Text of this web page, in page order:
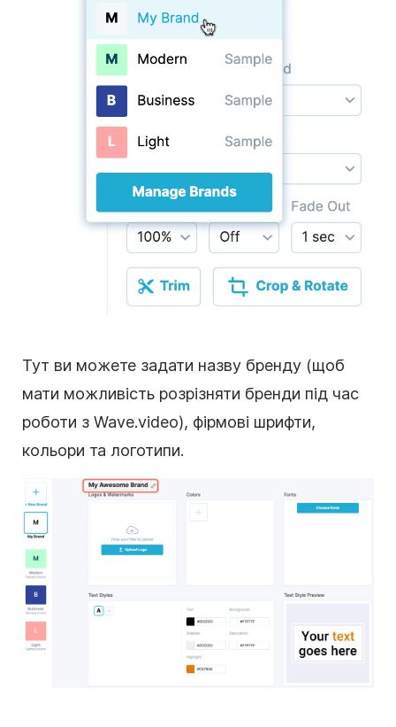
Тут ви можете задати назву бренду (щоб
мати можливість розрізняти бренди під час
роботи з Wave.video), фірмові шрифти,
кольори та логотипи.